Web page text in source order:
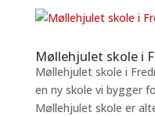
Møllehjulet skole i
Møllehjulet skole i
en ny skole vi bygger
Møllehjulet skole er